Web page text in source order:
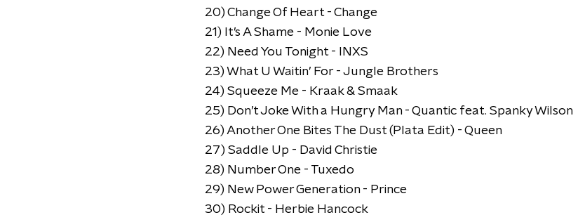
20) Change Of Heart - Change
21) It’s A Shame - Monie Love
22) Need You Tonight - INXS
23) What U Waitin’ For - Jungle Brothers
24) Squeeze Me - Kraak & Smaak
25) Don’t Joke With a Hungry Man - Quantic feat. Spanky Wilson
26) Another One Bites The Dust (Plata Edit) - Queen
27) Saddle Up - David Christie
28) Number One - Tuxedo
29) New Power Generation - Prince
30) Rockit - Herbie Hancock